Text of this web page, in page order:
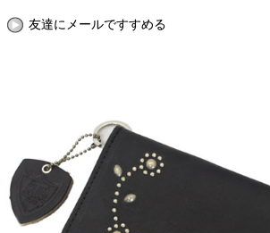
友達にメールですすめる